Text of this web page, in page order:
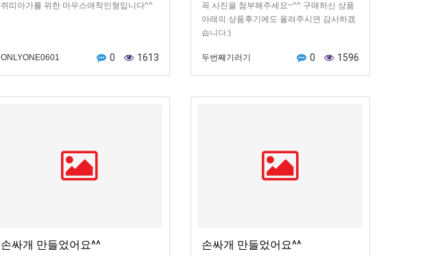
쥐띠아가를 위한 마우스애착인형입니다^^
ONLYONE0601 0 1613
꼭 사진을 첨부해주세요~^^ 구매하신 상품
아래의 상품후기에도 올려주시면 감사하겠
습니다:)
두번째기러기 0 1596
손싸개 만들었어요^^ 손싸개 만들었어요^^